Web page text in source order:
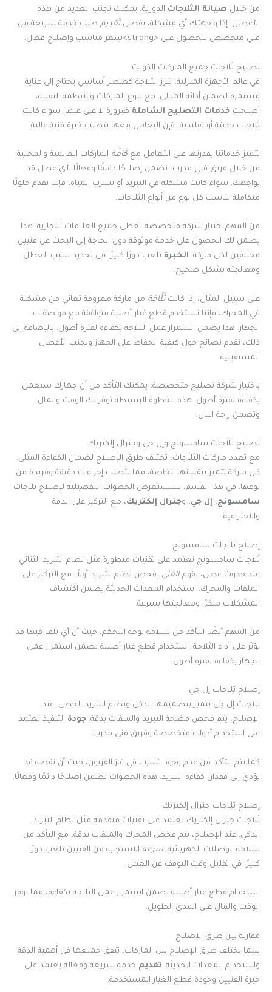
من خلال صيانة الثلاجات الدورية، يمكنك تجنب العديد من هذه
الأعطال. إذا واجهتك أي مشكلة، يفضلتَقدِيم طلب خدمة سريعة من
فني متخصص للحصول على <strong>سِعر مناسب وإصلاح فعال.
تصليح ثلاجات جميع الماركات الكويت
في عالم الأجهزة المنزلية، تبرز الثلاجة كعنصر أساسي يحتاج إلى عناية
مستمرة لضمان أدائه المثالي. مع تنوع الماركات والأنظمة التقنية،
أصبحت خدمات التصليح الشاملة ضرورة لا غنى عنها. سواء كانت
ثلاجات حديثة أو تقليدية، فإن التعامل معها يتطلب خبرة فنية عالية.
تتميز خدماتنا بقدرتها على التعامل مع كَافَّة الماركات العالمية والمحلية.
من خلال فريق فني مدرب، نضمن إصلاحًا دقيقًا وفعالًا لأي عطل قد
يواجهك. سواء كانت مشكلة في التبريد أو تسرب المياه، فإننا نقدم حلولًا
متكاملة تناسب كل نوع من أنواع الثلاجات.
من المهم اختيار شركة متخصصة تغطي جميع العلامات التجارية. هذا
يضمن لك الحصول على خدمة موثوقة دون الحاجة إلى البحث عن فنيين
مختلفين لكل ماركة. الخبرة تلعب دورًا كبيرًا في تحديد سبب العطل
ومعالجته بشكل صحيح.
على سبيل المثال، إذا كانتثَلَّاجَة من ماركة معروفة تعاني من مشكلة
في المحرك، فإننا نستخدم قطع غيار أصلية متوافقة مع مواصفات
الجهاز. هذا يضمن استمرار عمل الثلاجة بكفاءة لفترة أطول. بالإضافة إلى
ذلك، نقدم نصائح حول كيفية الحفاظ على الجهاز وتجنب الأعطال
المستقبلية.
باختيار شركة تصليح متخصصة، يمكنك التأكد من أن جهازك سيعمل
بكفاءة لفترة أطول. هذه الخطوة البسيطة توفر لك الوقت والمال
وتضمن راحة البال.
تصليح ثلاجات سامسونج وإل جي وجنرال إلكتريك
مع تعدد ماركات الثلاجات، تختلف طرق الإصلاح لضمان الكفاءة المثلى.
كل ماركة تتميز بتقنياتها الخاصة، مما يتطلب إجراءات دقيقة وفريدة من
نوعها. في هذا القسم، سنستعرض الخطوات التفصيلية لإصلاح ثلاجات
سامسونج، إل جي، وجنرال إلكتريك، مع التركيز على الدقة
والاحترافية.
إصلاح ثلاجات سامسونج
ثلاجات سامسونج تعتمد على تقنيات متطورة مثل نظام التبريد الثنائي.
عند حدوث عطل، يقوم الفني بفحص نظام التبريد أولاً، مع التركيز على
الملفات والمحرك. استخدام المعدات الحديثة يضمن اكتشاف
المشكلات مبكرًا ومعالجتها بسرعة.
من المهم أيضًا التأكد من سلامة لوحة التحكم، حيث أن أي تلف فيها قد
يؤثر على أداء الثلاجة. استخدام قطع غيار أصلية يضمن استمرار عمل
الجهاز بكفاءة لفترة أطول.
إصلاح ثلاجات إل جي
ثلاجات إل جي تتميز بتصميمها الذكي ونظام التبريد الخطي. عند
الإصلاح، يتم فحص مضخة التبريد والملفات بدقة. جودة التنفيذ تعتمد
على استخدام أدوات متخصصة وفريق فني مدرب.
كما يتم التأكد من عدم وجود تسرب في غاز الفريون، حيث أن نقصه قد
يؤدي إلى فقدان كفاءة التبريد. هذه الخطوات تضمن إصلاحًا دائمًا وفعالًا.
إصلاح ثلاجات جنرال إلكتريك
ثلاجات جنرال إلكتريك تعتمد على تقنيات متقدمة مثل نظام التبريد
الذكي. عند الإصلاح، يتم فحص المحرك والملفات بدقة، مع التأكد من
سلامة الوصلات الكهربائية. سرعة الاستجابة من الفنيين تلعب دورًا
كبيرًا في تقليل وقت التوقف عن العمل.
استخدام قطع غيار أصلية يضمن استمرار عمل الثلاجة بكفاءة، مما يوفر
الوقت والمال على المدى الطويل.
مقارنة بين طرق الإصلاح
بينما تختلف طرق الإصلاح بين الماركات، تتفق جميعها في أهمية الدقة
واستخدام المعدات الحديثة. تقديم خدمة سريعة وفعالة يعتمد على
خبرة الفنيين وجودة قطع الغيار المستخدمة.